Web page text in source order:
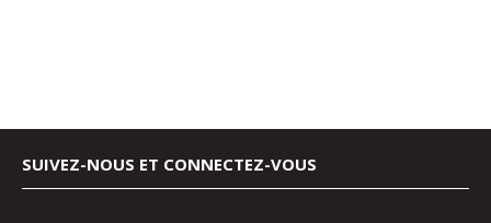
SUIVEZ-NOUS ET CONNECTEZ-VOUS